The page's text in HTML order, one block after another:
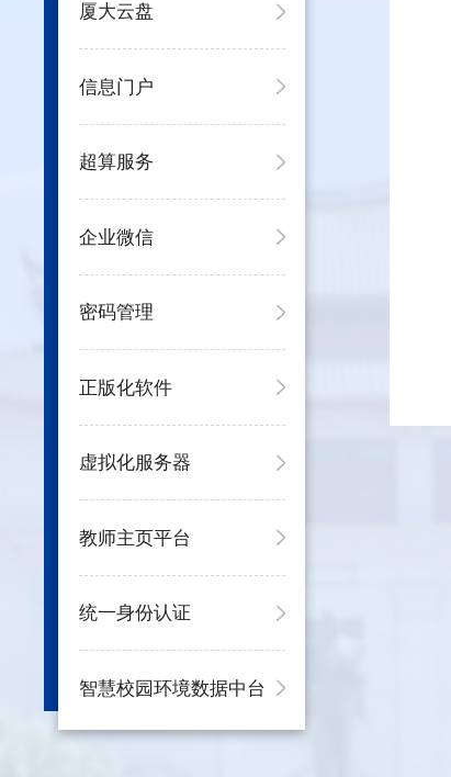
厦大云盘
信息门户
超算服务
企业微信
密码管理
正版化软件
虚拟化服务器
教师主页平台
统一身份认证
智慧校园环境数据中台